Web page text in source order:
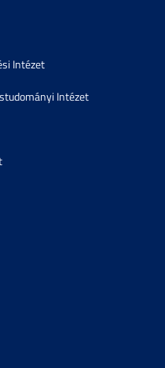
Intézet
Intézet